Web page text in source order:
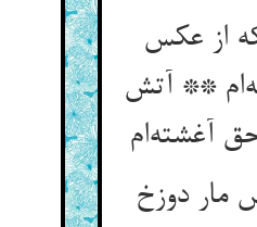
از عکس
** آتش
آغشته‌ام
مار دوزخ